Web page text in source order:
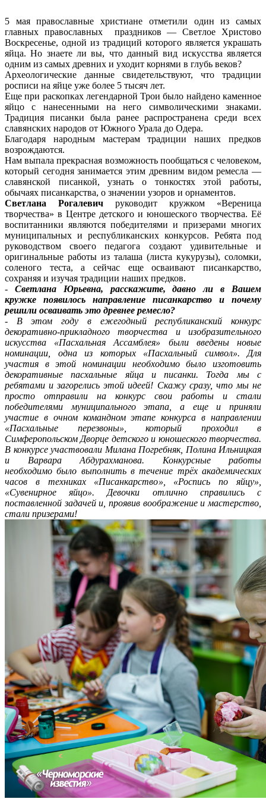
5 мая православные христиане отметили один из самых
главных православных праздников — Светлое Христово
Воскресенье, одной из традиций которого является украшать
яйца. Но знаете ли вы, что данный вид искусства является
одним из самых древних и уходит корнями в глубь веков?
Археологические данные свидетельствуют, что традиции
росписи на яйце уже более 5 тысяч лет.
Еще при раскопках легендарной Трои было найдено каменное
яйцо с нанесенными на него символическими знаками.
Традиция писанки была ранее распространена среди всех
славянских народов от Южного Урала до Одера.
Благодаря народным мастерам традиции наших предков
возрождаются.
Нам выпала прекрасная возможность пообщаться с человеком,
который сегодня занимается этим древним видом ремесла —
славянской писанкой, узнать о тонкостях этой работы,
обычаях писанкарства, о значении узоров и орнаментов.
Светлана Рогалевич руководит кружком «Вереница
творчества» в Центре детского и юношеского творчества. Её
воспитанники являются победителями и призерами многих
муниципальных и республиканских конкурсов. Ребята под
руководством своего педагога создают удивительные и
оригинальные работы из талаша (листа кукурузы), соломки,
соленого теста, а сейчас еще осваивают писанкарство,
сохраняя и изучая традиции наших предков.
- Светлана Юрьевна, расскажите, давно ли в Вашем
кружке появилось направление писанкарство и почему
решили осваивать это древнее ремесло?
- В этом году в ежегодный республиканский конкурс
декоративно-прикладного творчества и изобразительного
искусства «Пасхальная Ассамблея» были введены новые
номинации, одна из которых «Пасхальный символ». Для
участия в этой номинации необходимо было изготовить
декоративные пасхальные яйца и писанки. Тогда мы с
ребятами и загорелись этой идеей! Скажу сразу, что мы не
просто отправили на конкурс свои работы и стали
победителями муниципального этапа, а еще и приняли
участие в очном командном этапе конкурса в направлении
«Пасхальные перезвоны», который проходил в
Симферопольском Дворце детского и юношеского творчества.
В конкурсе участвовали Милана Погребняк, Полина Ильницкая
и Варвара Абдурахманова. Конкурсные работы
необходимо было выполнить в течение трёх академических
часов в техниках «Писанкарство», «Роспись по яйцу»,
«Сувенирное яйцо». Девочки отлично справились с
поставленной задачей и, проявив воображение и мастерство,
стали призерами!